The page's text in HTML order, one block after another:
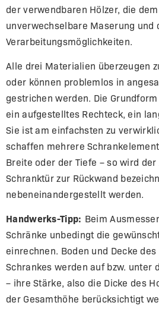
der verwendbaren Hölzer, die
unverwechselbare Maserung und
Verarbeitungsmöglichkeiten.
Alle drei Materialien überzeugen
oder können problemlos in
gestrichen werden. Die
ein aufgestelltes Rechteck, ein
Sie ist am einfachsten zu
schaffen mehrere
Breite oder der Tiefe – so wird
Schranktür zur Rückwand
nebeneinandergestellt werden.
Handwerks-Tipp: Beim
Schränke unbedingt die
einrechnen. Boden und Decke
Schrankes werden auf bzw. unter
– ihre Stärke, also die Dicke des
der Gesamthöhe berücksichtigt